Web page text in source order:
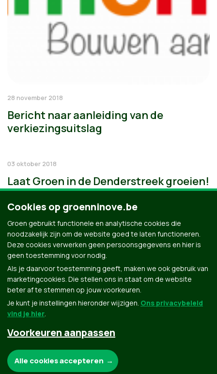
28 november 2018
Bericht naar aanleiding van de
verkiezingsuitslag
03 oktober 2018
Laat Groen in de Denderstreek groeien!
Groen.be
Cookies op groenninove.be
Groen gebruikt functionele en analytische cookies die
noodzakelijk zijn om de website goed te laten functioneren.
Deze cookies verwerken geen persoonsgegevens en hier is
geen toestemming voor nodig.
Als je daarvoor toestemming geeft, maken we ook gebruik van
marketingcookies. Die stellen ons in staat om de website
beter af te stemmen op jouw voorkeuren.
Je kunt je instellingen hieronder wijzigen. Ons privacybeleid
vind je hier.
Voorkeuren aanpassen
Alle cookies accepteren